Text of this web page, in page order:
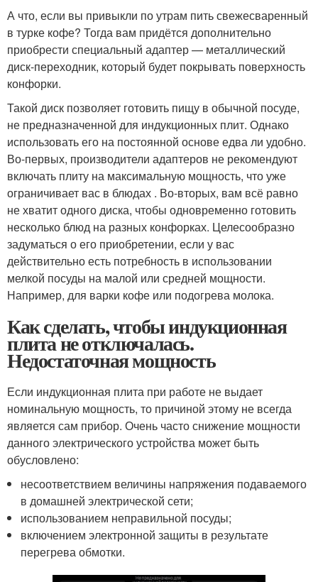
А что, если вы привыкли по утрам пить свежесваренный
в турке кофе? Тогда вам придётся дополнительно
приобрести специальный адаптер — металлический
диск-переходник, который будет покрывать поверхность
конфорки.
Такой диск позволяет готовить пищу в обычной посуде,
не предназначенной для индукционных плит. Однако
использовать его на постоянной основе едва ли удобно.
Во-первых, производители адаптеров не рекомендуют
включать плиту на максимальную мощность, что уже
ограничивает вас в блюдах . Во-вторых, вам всё равно
не хватит одного диска, чтобы одновременно готовить
несколько блюд на разных конфорках. Целесообразно
задуматься о его приобретении, если у вас
действительно есть потребность в использовании
мелкой посуды на малой или средней мощности.
Например, для варки кофе или подогрева молока.
Как сделать, чтобы индукционная
плита не отключалась.
Недостаточная мощность
Если индукционная плита при работе не выдает
номинальную мощность, то причиной этому не всегда
является сам прибор. Очень часто снижение мощности
данного электрического устройства может быть
обусловлено:
несоответствием величины напряжения подаваемого
в домашней электрической сети;
использованием неправильной посуды;
включением электронной защиты в результате
перегрева обмотки.